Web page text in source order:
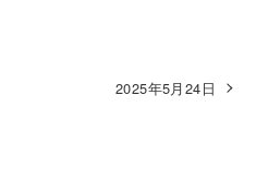
2025年5月24日